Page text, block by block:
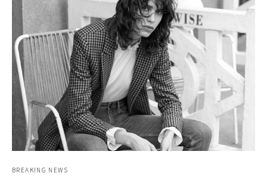
BREAKING NEWS